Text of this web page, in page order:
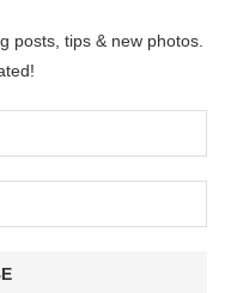
posts, tips & new photos.